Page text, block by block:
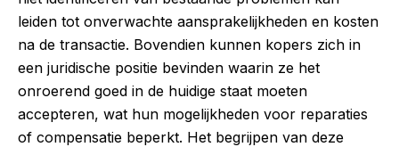
leiden tot onverwachte aansprakelijkheden en kosten
na de transactie. Bovendien kunnen kopers zich in
een juridische positie bevinden waarin ze het
onroerend goed in de huidige staat moeten
accepteren, wat hun mogelijkheden voor reparaties
of compensatie beperkt. Het begrijpen van deze